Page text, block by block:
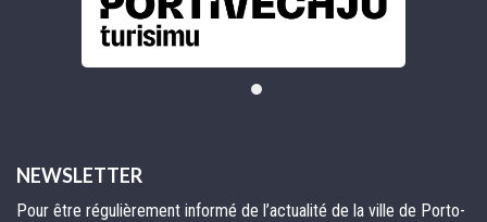
NEWSLETTER
Pour être régulièrement informé de l’actualité de la ville de Porto-